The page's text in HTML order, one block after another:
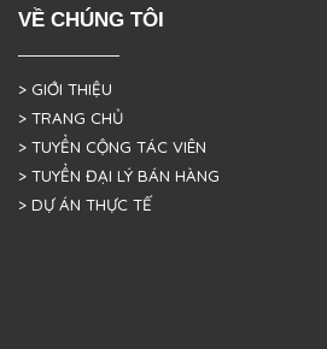
VỀ CHÚNG TÔI
> GIỚI THIỆU
> TRANG CHỦ
> TUYỂN CỘNG TÁC VIÊN
> TUYỂN ĐẠI LÝ BÁN HÀNG
> DỰ ÁN THỰC TẾ